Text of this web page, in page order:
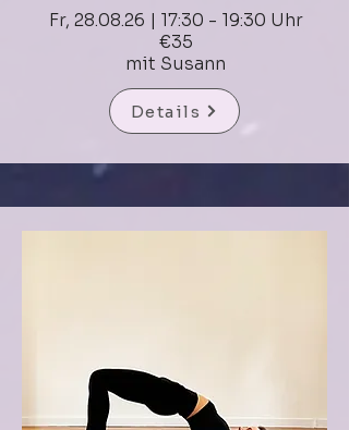
Fr, 28.08.26 | 17:30 - 19:30 Uhr
€35
mit Susann
Details